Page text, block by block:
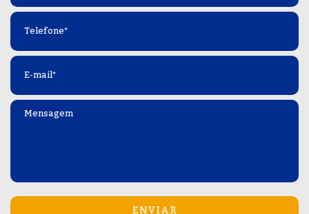
Telefone *
E-
mail *
Mensagem *